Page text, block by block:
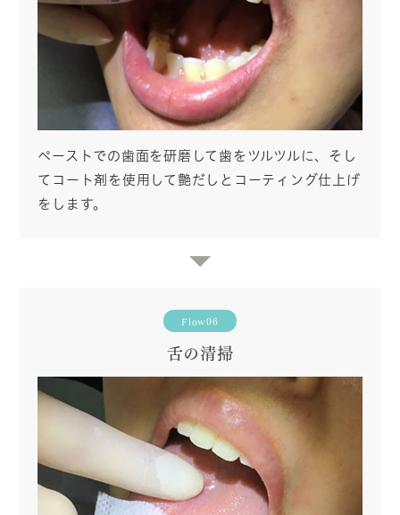
ペーストでの歯面を研磨して歯をツルツルに、そし
てコート剤を使用して艶だしとコーティング仕上げ
をします。
Flow06
舌の清掃